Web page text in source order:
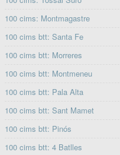
100 cims: Montmagastre
100 cims btt: Santa Fe
100 cims btt: Morreres
100 cims btt: Montmeneu
100 cims btt: Pala Alta
100 cims btt: Sant Mamet
100 cims btt: Pinós
100 cims btt: 4 Batlles